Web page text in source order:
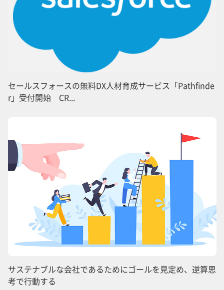
セールスフォースの無料DX人材育成サービス「Pathfinde
r」受付開始 CR...
サステナブルな会社であるためにゴールを見定め、逆算思
考で行動する